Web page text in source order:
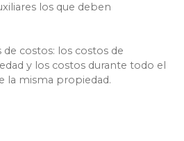
los que deben
costos: los costos de
y los costos durante todo el
la misma propiedad.